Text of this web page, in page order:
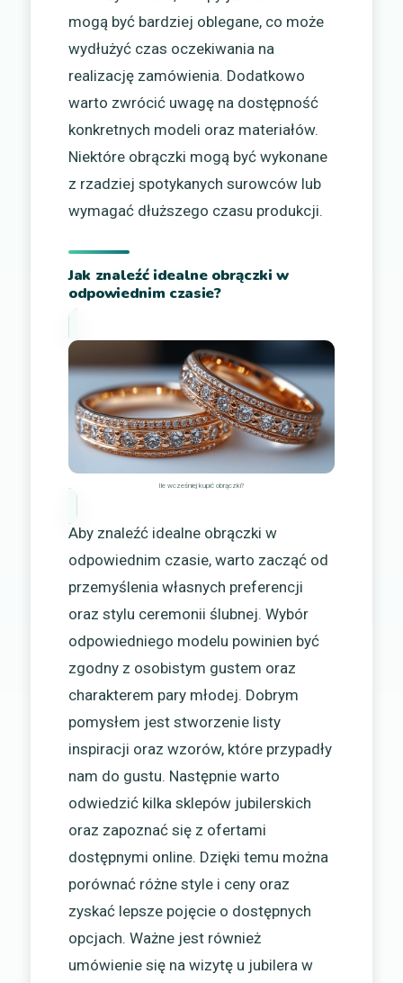
mogą być bardziej oblegane, co może
wydłużyć czas oczekiwania na
realizację zamówienia. Dodatkowo
warto zwrócić uwagę na dostępność
konkretnych modeli oraz materiałów.
Niektóre obrączki mogą być wykonane
z rzadziej spotykanych surowców lub
wymagać dłuższego czasu produkcji.
Jak znaleźć idealne obrączki w
odpowiednim czasie?
Ile wcześniej kupić obrączki?
Aby znaleźć idealne obrączki w
odpowiednim czasie, warto zacząć od
przemyślenia własnych preferencji
oraz stylu ceremonii ślubnej. Wybór
odpowiedniego modelu powinien być
zgodny z osobistym gustem oraz
charakterem pary młodej. Dobrym
pomysłem jest stworzenie listy
inspiracji oraz wzorów, które przypadły
nam do gustu. Następnie warto
odwiedzić kilka sklepów jubilerskich
oraz zapoznać się z ofertami
dostępnymi online. Dzięki temu można
porównać różne style i ceny oraz
zyskać lepsze pojęcie o dostępnych
opcjach. Ważne jest również
umówienie się na wizytę u jubilera w